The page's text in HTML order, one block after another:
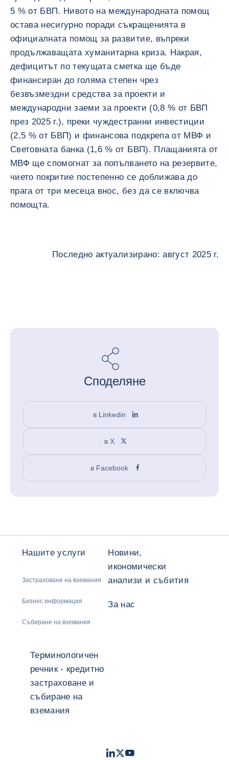
5 % от БВП. Нивото на международната помощ
остава несигурно поради съкращенията в
официалната помощ за развитие, въпреки
продължаващата хуманитарна криза. Накрая,
дефицитът по текущата сметка ще бъде
финансиран до голяма степен чрез
безвъзмездни средства за проекти и
международни заеми за проекти (0,8 % от БВП
през 2025 г.), преки чуждестранни инвестиции
(2,5 % от БВП) и финансова подкрепа от МВФ и
Световната банка (1,6 % от БВП). Плащанията от
МВФ ще спомогнат за попълването на резервите,
чието покритие постепенно се доближава до
прага от три месеца внос, без да се включва
помощта.
Последно актуализирано: август 2025 г.
Споделяне
в Linkedin
в X
в Facebook
Нашите услуги
Застраховане на вземания
Бизнес информация
Събиране на вземания
Новини,
икономически
анализи и събития
За нас
Терминологичен
речник - кредитно
застраховане и
събиране на
вземания
LinkedIn
TwitterYoutube